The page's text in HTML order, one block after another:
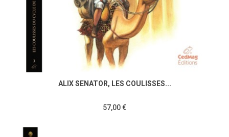
ALIX SENATOR, LES COULISSES...
57,00 €